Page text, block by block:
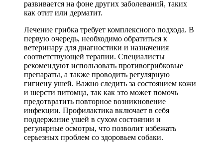
развивается на фоне других заболеваний, таких
как отит или дерматит.
Лечение грибка требует комплексного подхода. В
первую очередь, необходимо обратиться к
ветеринару для диагностики и назначения
соответствующей терапии. Специалисты
рекомендуют использовать противогрибковые
препараты, а также проводить регулярную
гигиену ушей. Важно следить за состоянием кожи
и шерсти питомца, так как это может помочь
предотвратить повторное возникновение
инфекции. Профилактика включает в себя
поддержание ушей в сухом состоянии и
регулярные осмотры, что позволит избежать
серьезных проблем со здоровьем собаки.